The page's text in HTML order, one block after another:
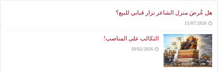
هل عُرضَ منزل الشاعر نزار قباني للبيع؟
15/07/2026
التكالب على المناصب!
18/02/2026